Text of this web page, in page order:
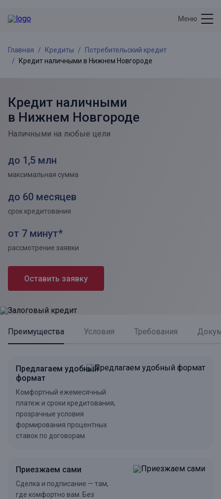
Меню
Главная Кредиты
Потребительский кредит
Кредит наличными в Нижнем Новгороде
Кредит наличными
в Нижнем Новгороде
Наличными на любые цели
Оставить заявку
до 1,5 млн
максимальная сумма
до 60 месяцев
срок кредитования
от 7 минут*
рассмотрение заявки
Преимущества Условия Требования
Предлагаем удобный
формат
Комфортный ежемесячный
платеж и сроки кредитования,
прозрачные условия
формирования процентных
ставок по договорам.
Приезжаем сами
Сделка и подписание — там,
где комфортно вам. Без